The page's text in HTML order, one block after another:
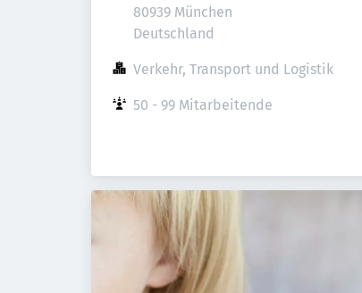
80939 München
Deutschland
Verkehr, Transport und Logistik
50 - 99 Mitarbeitende